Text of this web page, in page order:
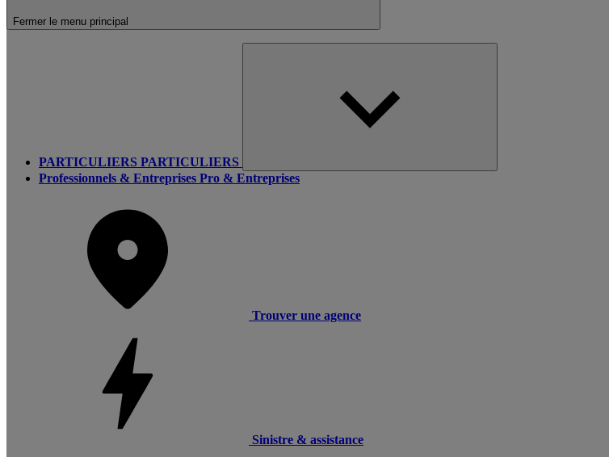
Fermer le menu principal
PARTICULIERS PARTICULIERS
Professionnels & Entreprises Pro & Entreprises
Trouver une agence
Sinistre & assistance